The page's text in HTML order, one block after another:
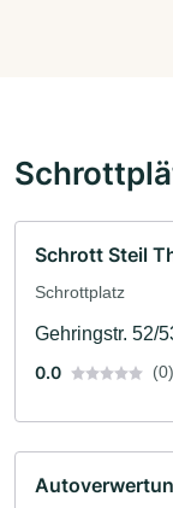
Schrott Steil
Schrottplatz
Gehringstr. 52/
0.0
(0)